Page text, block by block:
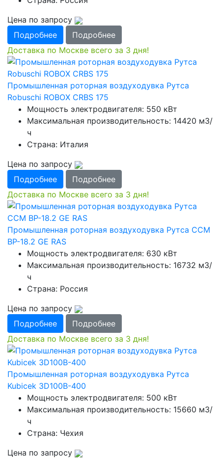
Цена по запросу
Подробнее
Подробнее
Доставка по Москве всего за 3 дня!
Промышленная роторная воздуходувка Рутса
Robuschi ROBOX CRBS 175
Мощность электродвигателя: 550 кВт
Максимальная производительность: 14420 м3/
ч
Страна: Италия
Цена по запросу
Подробнее
Подробнее
Доставка по Москве всего за 3 дня!
Промышленная роторная воздуходувка Рутса CCМ
ВР-18.2 GE RAS
Мощность электродвигателя: 630 кВт
Максимальная производительность: 16732 м3/
ч
Страна: Россия
Цена по запросу
Подробнее
Подробнее
Доставка по Москве всего за 3 дня!
Промышленная роторная воздуходувка Рутса
Kubicek 3D100B-400
Мощность электродвигателя: 500 кВт
Максимальная производительность: 15660 м3/
ч
Страна: Чехия
Цена по запросу